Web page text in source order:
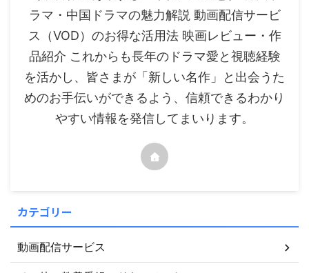
ラマ・中国ドラマの魅力解説 動画配信サービ
ス（VOD）のお得な活用法 映画レビュー・作
品紹介 これからも長年のドラマ愛と視聴経験
を活かし、皆さまが「新しい名作」と出会うた
めのお手伝いができるよう、信頼できるわかり
やすい情報を発信してまいります。
カテゴリー
動画配信サービス